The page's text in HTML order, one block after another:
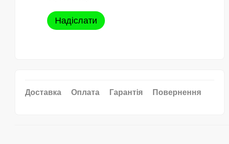
Надіслати
Доставка Оплата Гарантія Повернення